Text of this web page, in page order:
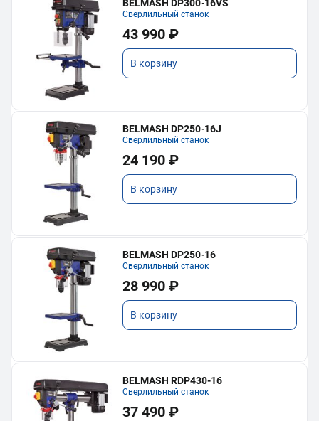
BELMASH DP300-16VS
Сверлильный станок
43 990 ₽
В корзину
BELMASH DP250-16J
Сверлильный станок
24 190 ₽
В корзину
BELMASH DP250-16
Сверлильный станок
28 990 ₽
В корзину
BELMASH RDP430-16
Сверлильный станок
37 490 ₽